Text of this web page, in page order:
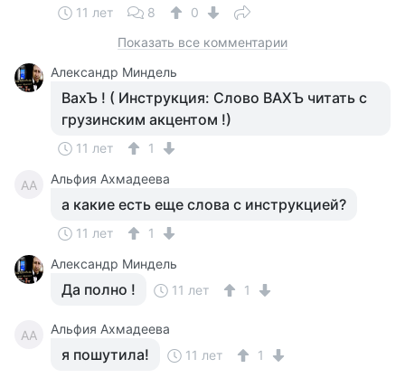
11 лет 8
0
Показать все комментарии
Александр Миндель
ВахЪ ! ( Инструкция: Слово ВАХЪ читать с
грузинским акцентом !)
11 лет 1
АА Альфия Ахмадеева
а какие есть еще слова с инструкцией?
11 лет
1
Александр Миндель
Да полно ! 11 лет 1
АА Альфия Ахмадеева
я пошутила! 11 лет 1